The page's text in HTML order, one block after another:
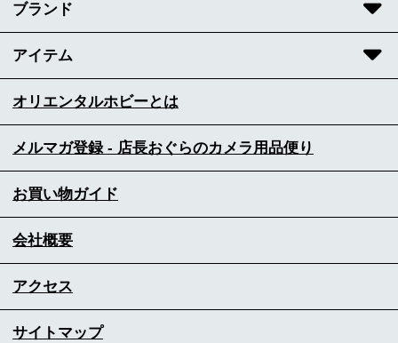
ブランド
アイテム
オリエンタルホビーとは
メルマガ登録 - 店長おぐらのカメラ用品便り
お買い物ガイド
会社概要
アクセス
サイトマップ